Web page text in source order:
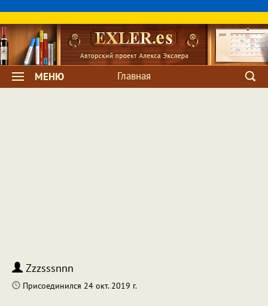
МЕНЮ Главная
Zzzsssnnn
Присоединился 24 окт. 2019 г.